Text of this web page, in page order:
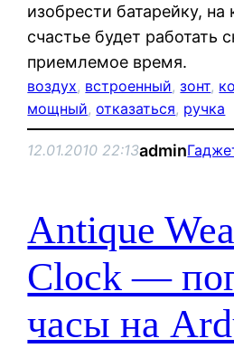
изобрести батарейку, на
счастье будет работать
приемлемое время.
воздух, встроенный, зонт,
мощный, отказаться, ручка
12.01.2010 22:13admin
Antique
Clock —
часы на